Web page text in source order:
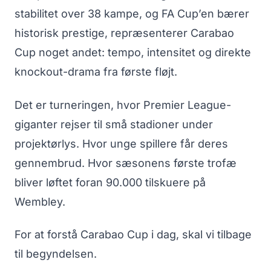
stabilitet over 38 kampe, og FA Cup’en bærer
historisk prestige, repræsenterer Carabao
Cup noget andet: tempo, intensitet og direkte
knockout-drama fra første fløjt.
Det er turneringen, hvor Premier League-
giganter rejser til små stadioner under
projektørlys. Hvor unge spillere får deres
gennembrud. Hvor sæsonens første trofæ
bliver løftet foran 90.000 tilskuere på
Wembley.
For at forstå Carabao Cup i dag, skal vi tilbage
til begyndelsen.